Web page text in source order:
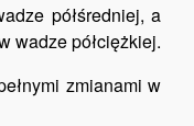
półśredniej, a
wadze półciężkiej.
zmianami w